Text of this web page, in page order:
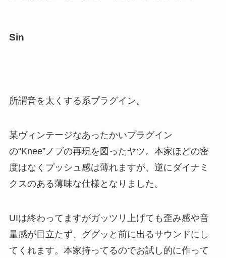
Sin
所謂音を太くする系プラグイン。
某ヴィンテージなあったかいプラグイン
の“Knee”ノブの再現を図ったヤツ。本家ほどの密
度はなくプッシュ感は薄れますが、逆にダイナミ
クスのある薄味な仕様となりました。
UIは終わってますがガッツリ上げても歪み感や音
量感が目立たず、ググッと前に出るサウンドにし
てくれます。本家持ってるのでお試し的に作って